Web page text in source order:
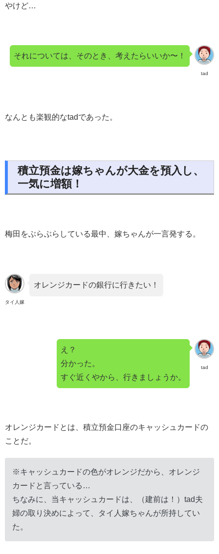
やけど…
tad
それについては、そのとき、考えたらいいか〜！
なんとも楽観的なtadであった。
積立預金は嫁ちゃんが大金を預入し、
一気に増額！
梅田をぶらぶらしている最中、嫁ちゃんが一言発する。
タイ人嫁
オレンジカードの銀行に行きたい！
tad
え？
分かった。
すぐ近くやから、行きましょうか。
オレンジカードとは、積立預金口座のキャッシュカードの
ことだ。
※キャッシュカードの色がオレンジだから、オレンジ
カードと言っている…
ちなみに、当キャッシュカードは、（建前は！）tad夫
婦の取り決めによって、タイ人嫁ちゃんが所持してい
た。